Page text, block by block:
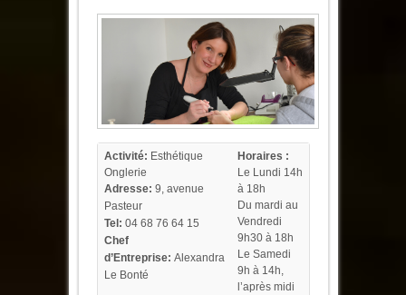
Activité: Esthétique
Onglerie
Adresse: 9 , avenue
Pasteur
Tel: 04 68 76 64 15
Chef
d’Entreprise: Alexandra
Le Bonté
Horaires :
Le Lundi 14h
à 18h
Du mardi au
Vendredi
9h30 à 18h
Le Samedi
9h à 14h,
l’après midi